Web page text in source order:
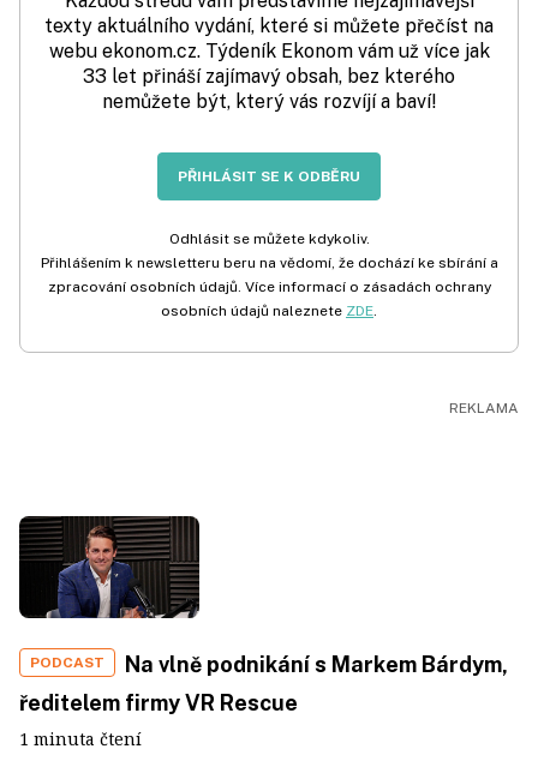
texty aktuálního vydání, které si můžete přečíst na
webu ekonom.cz. Týdeník Ekonom vám už více jak
33 let přináší zajímavý obsah, bez kterého
nemůžete být, který vás rozvíjí a baví!
PŘIHLÁSIT SE K ODBĚRU
Odhlásit se můžete kdykoliv.
Přihlášením k newsletteru beru na vědomí, že dochází ke sbírání a
zpracování osobních údajů. Více informací o zásadách ochrany
osobních údajů naleznete ZDE.
PODCAST
Na vlně podnikání s Markem Bárdym,
ředitelem firmy VR Rescue
1 minuta čtení